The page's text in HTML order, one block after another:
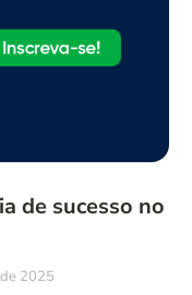
de sucesso no
2025